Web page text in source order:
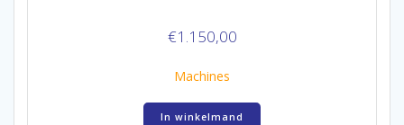
€1.150,00
Machines
In winkelmand